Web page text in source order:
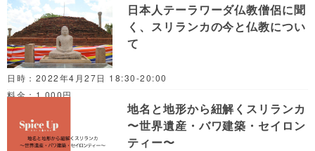
日本人テーラワーダ仏教僧侶に聞
く、スリランカの今と仏教につい
て
日時：2022年4月27日 18:30-20:00
料金：1,000円
地名と地形から紐解くスリランカ
〜世界遺産・バワ建築・セイロン
ティー〜